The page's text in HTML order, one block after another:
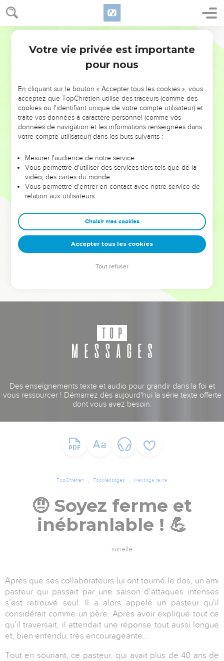
NE MANQUEZ PAS L’ÉVÉNEMENT
DE L’ANNÉE !
ET SI LEURS ERREURS POUVAIENT VOUS ÉVITER LES
VOTRES ?
leur foi ou leur vision. Mais on voit moins les doutes, les erreurs
et les saisons difficiles qu'ils ont traversés, alors même que ce
sont elles qui les ont façonnés.
Dans cette conférence, leaders, entrepreneurs, et responsables
clés pour avancer avec plus de sagesse afin que leurs erreurs
deviennent vos tremplins. Que vous guidiez un ministère, une
équipe, un groupe ou une famille, leur expérience est faite
pour vous.
Des enseignements texte et audio pour grandir dans la foi et
vous ressourcer ! Démarrez dès aujourd'hui la série texte offerte
dont vous avez besoin.
TopChrétien TopMessages Message texte
🤨 Soyez ferme et
inébranlable ! 💪
sarielle
Après que ses collaborateurs lui ont tourné le dos, un ami
pasteur qui passait par une saison d’attaques intenses
s’est retrouvé seul. Il a alors appelé un pasteur qu’il
considérait comme un père. Après avoir expliqué tout ce
qu’il traversait, il attendait une réponse tout aussi longue
et, bien entendu, très encourageante…
Tout en souriant, ce pasteur, qui avait plus de 40 ans de
Votre vie privée est importante
pour nous
En cliquant sur le bouton « Accepter tous les cookies », vous
acceptez que TopChrétien utilise des traceurs (comme des
cookies ou l'identifiant unique de votre compte utilisateur) et
traite vos données à caractère personnel (comme vos
données de navigation et les informations renseignées dans
votre compte utilisateur) dans les buts suivants :
Mesurer l'audience de notre service
Vous permettre d'utiliser des services tiers tels que de la
vidéo, des cartes du monde…
Vous permettre d'entrer en contact avec notre service de
relation aux utilisateurs.
Choisir mes cookies
Accepter tous les cookies
Tout refuser